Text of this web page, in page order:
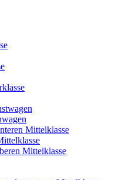
Mittelklasse
Mittelklasse